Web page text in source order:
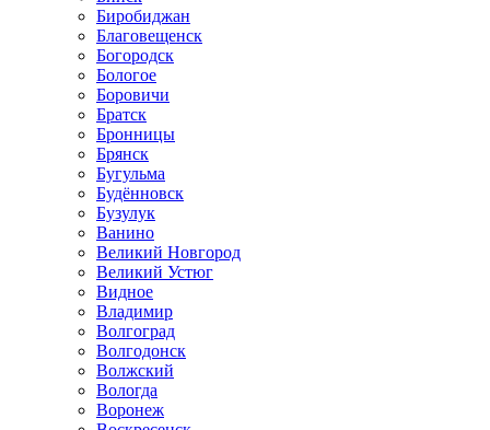
Биробиджан
Благовещенск
Богородск
Бологое
Боровичи
Братск
Бронницы
Брянск
Бугульма
Будённовск
Бузулук
Ванино
Великий Новгород
Великий Устюг
Видное
Владимир
Волгоград
Волгодонск
Волжский
Вологда
Воронеж